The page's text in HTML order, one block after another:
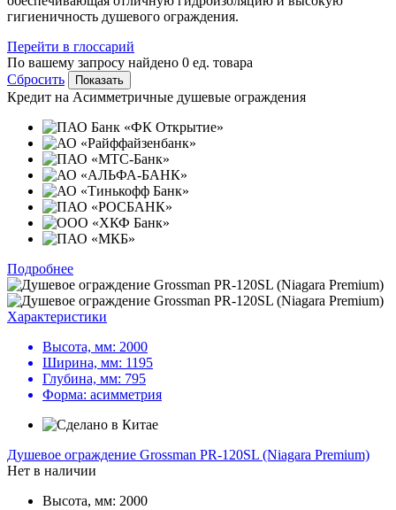
гигиеничность душевого ограждения.
Перейти в глоссарий
По вашему запросу найдено 0 ед. товара
Сбросить
Кредит на Асимметричные душевые ограждения
Подробнее
Характеристики
Высота, мм: 2000
Ширина, мм: 1195
Глубина, мм: 795
Форма: асимметрия
Душевое ограждение Grossman PR-120SL (Niagara Premium)
Нет в наличии
Высота, мм: 2000